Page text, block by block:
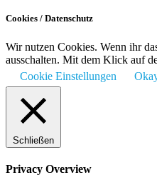
Cookies / Datenschutz
Wir nutzen Cookies. Wenn ihr
ausschalten. Mit dem Klick auf
Cookie Einstellungen
Schließen
Privacy Overview